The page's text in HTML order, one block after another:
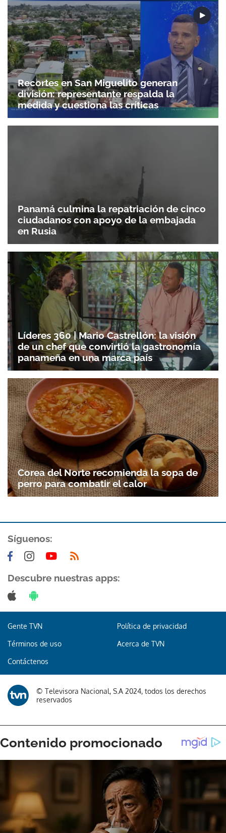
ACEPTAR
Recortes en San Miguelito generan
división: representante respalda la
medida y cuestiona las críticas
Panamá culmina la repatriación de cinco
ciudadanos con apoyo de la embajada
en Rusia
Líderes 360 | Mario Castrellón: la visión
de un chef que convirtió la gastronomía
panameña en una marca país
Corea del Norte recomienda la sopa de
perro para combatir el calor
Síguenos:
Descubre nuestras apps:
Gente TVN Política de privacidad
Términos de uso Acerca de TVN
Contáctenos
© Televisora Nacional, S.A 2024, todos los derechos
reservados